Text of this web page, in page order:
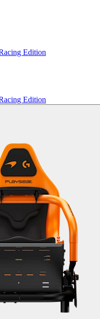
Edition
Edition